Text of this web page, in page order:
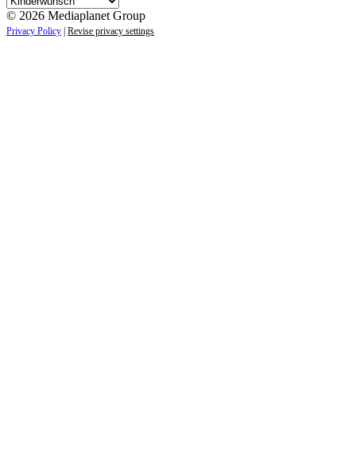
© 2026 Mediaplanet Group
Privacy Policy Revise privacy settings